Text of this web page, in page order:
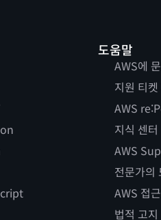
도움말
AWS에
지원 티
AWS
지식 센터
AWS
전문가의
AWS 접
법적 고지